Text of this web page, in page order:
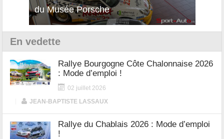
du Musée Porsche
12Cilindri Manuale
En vedette
Rallye Bourgogne Côte Chalonnaise 2026
: Mode d’emploi !
02 juillet 2026
JEAN-BAPTISTE LASSAUX
Rallye du Chablais 2026 : Mode d’emploi
!